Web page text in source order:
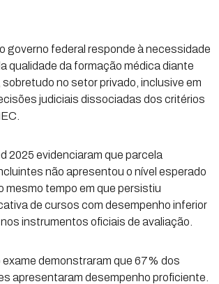
governo federal responde à necessidade
qualidade da formação médica diante
no setor privado, inclusive em
judiciais dissociadas dos critérios
2025 evidenciaram que parcela
não apresentou o nível esperado
mesmo tempo em que persistiu
de cursos com desempenho inferior
instrumentos oficiais de avaliação.
demonstraram que 67% dos
apresentaram desempenho proficiente.